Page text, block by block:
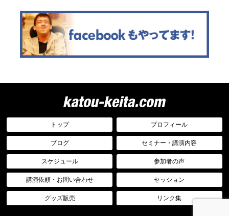
トップ プロフィール
ブログ セミナー・講演内容
スケジュール 参加者の声
講演依頼・お問い合わせ セッション
グッズ販売 リンク集